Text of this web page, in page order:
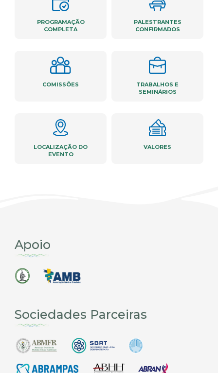
PROGRAMAÇÃO
COMPLETA
PALESTRANTES
CONFIRMADOS
COMISSÕES
TRABALHOS E
SEMINÁRIOS
LOCALIZAÇÃO DO
EVENTO
VALORES
Apoio
Sociedades Parceiras